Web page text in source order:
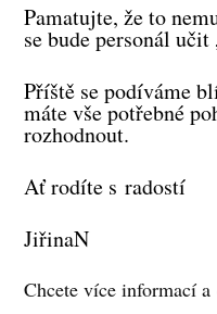
Pamatujte, že to
se bude personál
Příště se podíváme
máte vše potřebné
rozhodnout.
Ať rodíte s radostí
JiřinaN
Chcete více informací